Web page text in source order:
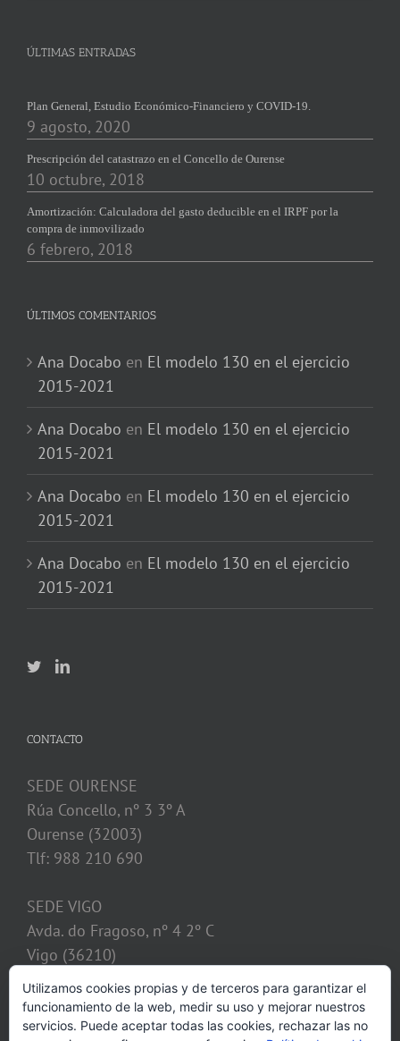
ÚLTIMAS ENTRADAS
Plan General, Estudio Económico-Financiero y COVID-19.
9 agosto, 2020
Prescripción del catastrazo en el Concello de Ourense
10 octubre, 2018
Amortización: Calculadora del gasto deducible en el IRPF por la
compra de inmovilizado
6 febrero, 2018
ÚLTIMOS COMENTARIOS
Ana Docabo en El modelo 130 en el ejercicio
2015-2021
Ana Docabo en El modelo 130 en el ejercicio
2015-2021
Ana Docabo en El modelo 130 en el ejercicio
2015-2021
Ana Docabo en El modelo 130 en el ejercicio
2015-2021
CONTACTO
SEDE OURENSE
Rúa Concello, nº 3 3º A
Ourense (32003)
Tlf: 988 210 690
SEDE VIGO
Avda. do Fragoso, nº 4 2º C
Vigo (36210)
Tlf: 986 128 621
despacho@calvosobrino.com
Utilizamos cookies propias y de terceros para garantizar el
funcionamiento de la web, medir su uso y mejorar nuestros
servicios. Puede aceptar todas las cookies, rechazar las no